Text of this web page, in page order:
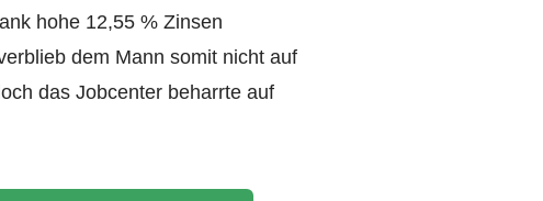
hohe 12,55 % Zinsen
dem Mann somit nicht auf
das Jobcenter beharrte auf